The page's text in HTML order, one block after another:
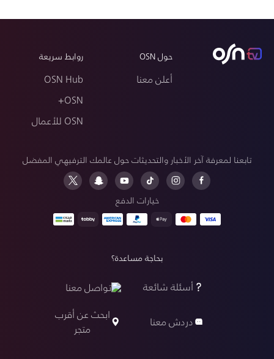
حول OSN
أعلن معنا
روابط سريعة
OSN Hub
OSN+
OSN للأعمال
تابعنا لمعرفة آخر الأخبار والتحديثات حول عالمك الترفيهي المفضل
خيارات الدفع
بحاجة مساعدة؟
أسئلة شائعة
تواصل معنا
دردش معنا
ابحث عن أقرب
متجر